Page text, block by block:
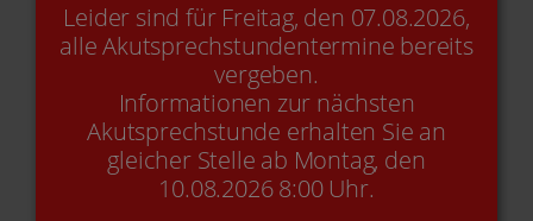
Leider sind für Freitag, den 07.08.2026,
alle Akutsprechstundentermine bereits
vergeben.
Informationen zur nächsten
Akutsprechstunde erhalten Sie an
gleicher Stelle ab Montag, den
10.08.2026 8:00 Uhr.
Online-Termin +49(0)2842-9 21 49 90
Kontakt E-Mail